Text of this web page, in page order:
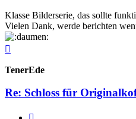
Klasse Bilderserie, das sollte
Vielen Dank, werde berichten
TenerEde
Re: Schloss für